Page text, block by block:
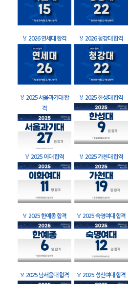
🏅 2026 연세대 합격 🏅 2026 청강대 합격
🏅 2025 서울과기대 합
격
🏅 2025 한성대 합격
🏅 2025 이대 합격 🏅 2025 가천대 합격
🏅 2025 한예종 합격 🏅 2025 숙명여대 합격
🏅 2025 남서울대 합격 🏅 2025 성신여대 합격